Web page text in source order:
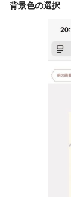
背景色の選択